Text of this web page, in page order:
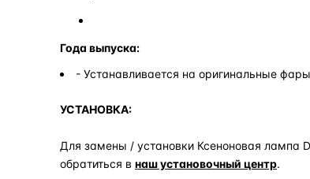
Года выпуска:
- Устанавливается на оригинальные фары
УСТАНОВКА:
Для замены / установки Ксеноновая лампа
обратиться в наш установочный центр.